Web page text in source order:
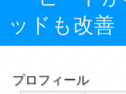
ッドも改善
プロフィール